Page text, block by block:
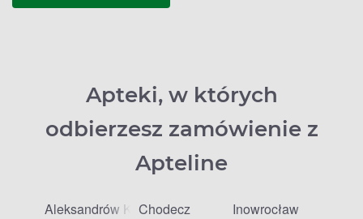
Apteki, w których
odbierzesz zamówienie z
Apteline
Aleksandrów Kujawski
Chodecz
Inowrocław